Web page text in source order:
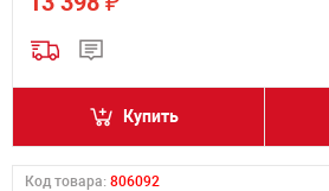
Купить
Код товара: 806092